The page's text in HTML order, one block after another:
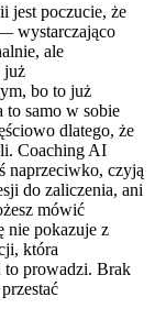
jest poczucie, że
wystarczająco
ale
już
bo to już
to samo w sobie
dlatego, że
Coaching AI
naprzeciwko, czyją
do zaliczenia, ani
mówić
nie pokazuje z
która
to prowadzi. Brak